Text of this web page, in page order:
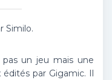
Similo.
pas un jeu mais une
par Gigamic. Il